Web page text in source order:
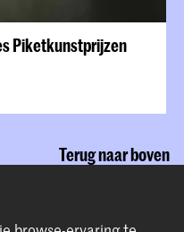
Piketkunstprijzen
Terug naar boven